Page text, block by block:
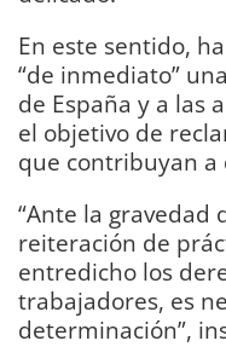
En este sentido,
“de inmediato”
de España y a las
el objetivo de
que contribuyan a
“Ante la gravedad
reiteración de
entredicho los
trabajadores, es
determinación”,